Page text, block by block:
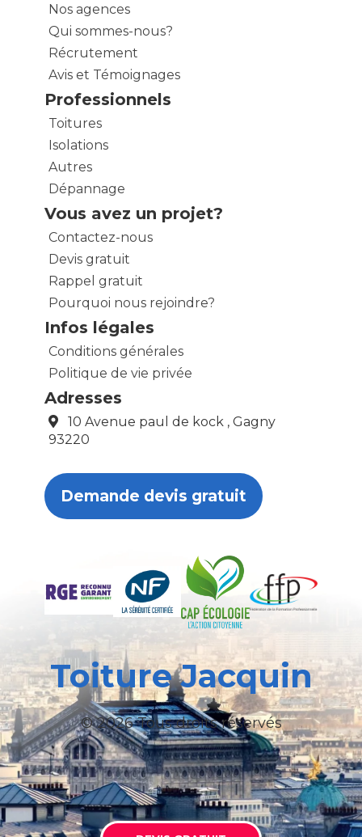
Nos agences
Qui sommes-nous?
Récrutement
Avis et Témoignages
Professionnels
Toitures
Isolations
Autres
Dépannage
Vous avez un projet?
Contactez-nous
Devis gratuit
Rappel gratuit
Pourquoi nous rejoindre?
Infos légales
Conditions générales
Politique de vie privée
Adresses
10 Avenue paul de kock , Gagny
93220
Demande devis gratuit
Toiture Jacquin
© 2026 Tous droits réservés